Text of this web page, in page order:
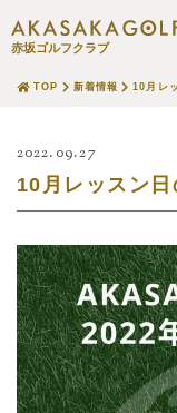
赤坂ゴルフクラブ
TOP 新着情報 10月レ
2022.09.27
10月レッスン日